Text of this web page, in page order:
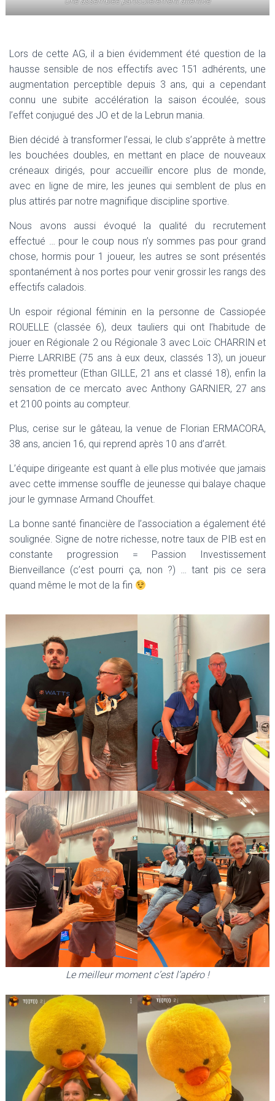
Lors de cette AG, il a bien évidemment été question de la
hausse sensible de nos effectifs avec 151 adhérents, une
augmentation perceptible depuis 3 ans, qui a cependant
connu une subite accélération la saison écoulée, sous
l’effet conjugué des JO et de la Lebrun mania.
Bien décidé à transformer l’essai, le club s’apprête à mettre
les bouchées doubles, en mettant en place de nouveaux
créneaux dirigés, pour accueillir encore plus de monde,
avec en ligne de mire, les jeunes qui semblent de plus en
plus attirés par notre magnifique discipline sportive.
Nous avons aussi évoqué la qualité du recrutement
effectué … pour le coup nous n’y sommes pas pour grand
chose, hormis pour 1 joueur, les autres se sont présentés
spontanément à nos portes pour venir grossir les rangs des
effectifs caladois.
Un espoir régional féminin en la personne de Cassiopée
ROUELLE (classée 6), deux tauliers qui ont l’habitude de
jouer en Régionale 2 ou Régionale 3 avec Loïc CHARRIN et
Pierre LARRIBE (75 ans à eux deux, classés 13), un joueur
très prometteur (Ethan GILLE, 21 ans et classé 18), enfin la
sensation de ce mercato avec Anthony GARNIER, 27 ans
et 2100 points au compteur.
Plus, cerise sur le gâteau, la venue de Florian ERMACORA,
38 ans, ancien 16, qui reprend après 10 ans d’arrêt.
L’équipe dirigeante est quant à elle plus motivée que jamais
avec cette immense souffle de jeunesse qui balaye chaque
jour le gymnase Armand Chouffet.
La bonne santé financière de l’association a également été
soulignée. Signe de notre richesse, notre taux de PIB est en
constante progression = Passion Investissement
Bienveillance (c’est pourri ça, non ?) … tant pis ce sera
quand même le mot de la fin
Le meilleur moment c’est l’apéro !